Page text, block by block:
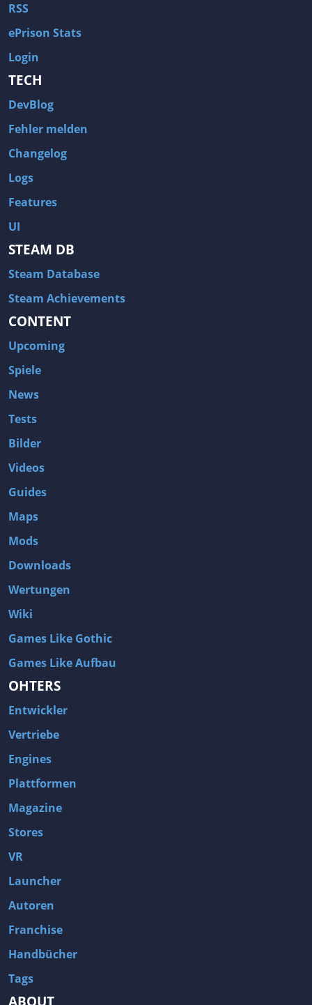
RSS
ePrison Stats
Login
TECH
DevBlog
Fehler melden
Changelog
Logs
Features
UI
STEAM DB
Steam Database
Steam Achievements
CONTENT
Upcoming
Spiele
News
Tests
Bilder
Videos
Guides
Maps
Mods
Downloads
Wertungen
Wiki
Games Like Gothic
Games Like Aufbau
OHTERS
Entwickler
Vertriebe
Engines
Plattformen
Magazine
Stores
VR
Launcher
Autoren
Franchise
Handbücher
Tags